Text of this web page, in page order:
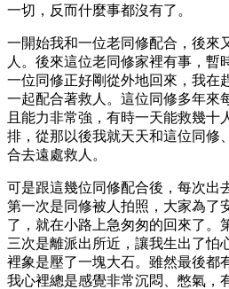
一切，反而什麼事都沒有了。
一開始我和一位老同修配合，後來
人。後來這位老同修家裡有事，暫
一位同修正好剛從外地回來，我在
一起配合著救人。這位同修多年來
且能力非常強，有時一天能救幾十
排，從那以後我就天天和這位同修
合去遠處救人。
可是跟這幾位同修配合後，每次出
第一次是同修被人拍照，大家為了
了，就在小路上急匆匆的回來了。
三次是離派出所近，讓我生出了怕
裡象是壓了一塊大石。雖然最後都
我心裡總是感覺非常沉悶、憋氣，